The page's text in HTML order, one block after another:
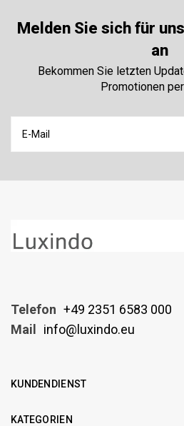
Melden Sie sich für
an
Bekommen Sie letzten
Promotionen
Telefon +49 2351 6583 000
Mail
info@luxindo.eu
KUNDENDIENST
KATEGORIEN